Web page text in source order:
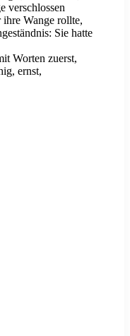
verschlossen
ihre Wange rollte,
Sie hatte
Worten zuerst,
ernst,